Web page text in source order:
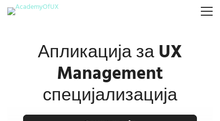
Апликација заUX
Management
специјализација